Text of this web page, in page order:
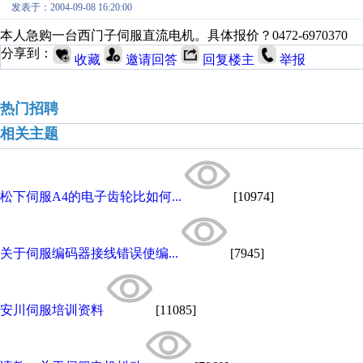
发表于：2004-09-08 16:20:00
本人急购一台西门子伺服直流电机。具体报价？0472-6970370
分享到：
收藏 邀请回答 回复楼主 举报
热门招聘
相关主题
松下伺服A4的电子齿轮比如何... [10974]
关于伺服编码器接线错误使编... [7945]
安川伺服培训资料 [11085]